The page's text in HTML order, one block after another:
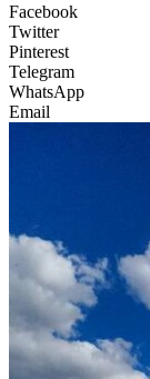
Facebook
Twitter
Pinterest
Telegram
WhatsApp
Email